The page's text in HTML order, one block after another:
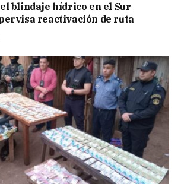
blindaje hídrico en el Sur
reactivación de ruta